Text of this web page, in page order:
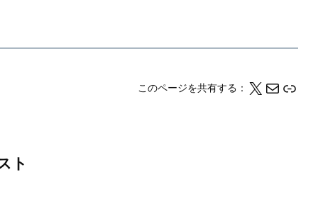
このページを共有する： X メール このページの情報をクリップボードにコピーする
ト